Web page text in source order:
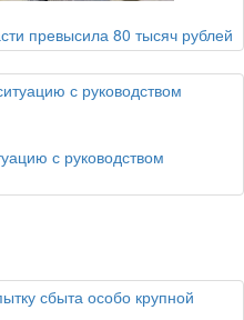
превысила 80 тысяч рублей
с руководством